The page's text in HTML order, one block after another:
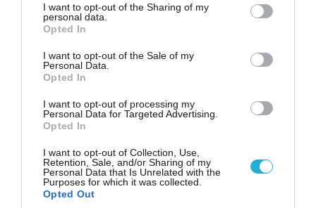
not limited to your visit or usage behaviour. You may click to
grant or deny consent to Google and its third-party tags to
use your data for below specified purposes in below Google
consent section.
I want to opt-out of the Sharing of my
personal data.
Opted In
I want to opt-out of the Sale of my
Personal Data.
Opted In
I want to opt-out of processing my
Personal Data for Targeted Advertising.
Opted In
I want to opt-out of Collection, Use,
Retention, Sale, and/or Sharing of my
Personal Data that Is Unrelated with the
Purposes for which it was collected.
Opted Out
07.08.2026 | 20:02
Κωνσταντίνο Ζούλα από τον ΣΚΑΪ – Ο λόγος της
απομάκρυνσής του